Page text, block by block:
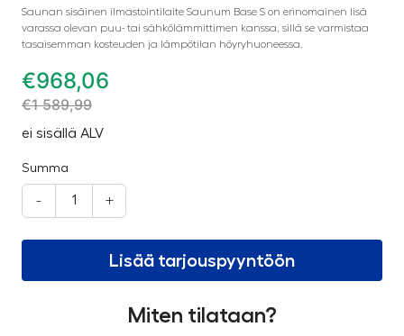
Saunan sisäinen ilmastointilaite Saunum Base S on erinomainen lisä
varassa olevan puu- tai sähkölämmittimen kanssa, sillä se varmistaa
tasaisemman kosteuden ja lämpötilan höyryhuoneessa.
€968,06
€1 589,99
ei sisällä ALV
Summa
- +
Lisää tarjouspyyntöön
Miten tilataan?